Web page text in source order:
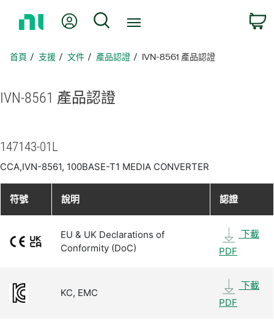
頁
我的帳號 搜尋
首頁 支援 文件 產品認證 IVN-8561 產品認證
IVN-8561 產品認證
147143-01L
CCA,IVN-8561, 100BASE-T1 MEDIA CONVERTER
符號 說明 認證
EU & UK Declarations of
Conformity (DoC)
下載
PDF
KC, EMC
下載
PDF